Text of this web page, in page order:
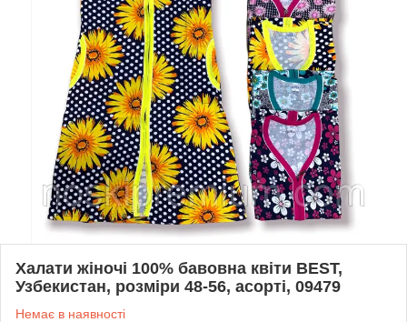
Халати жіночі 100% бавовна квіти BEST,
Узбекистан, розміри 48-56, асорті, 09479
Немає в наявності